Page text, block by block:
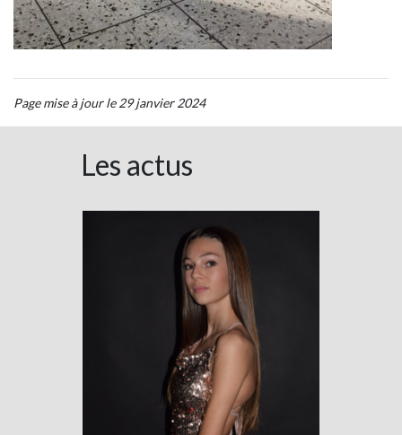
Page mise à jour le 29 janvier 2024
Les actus